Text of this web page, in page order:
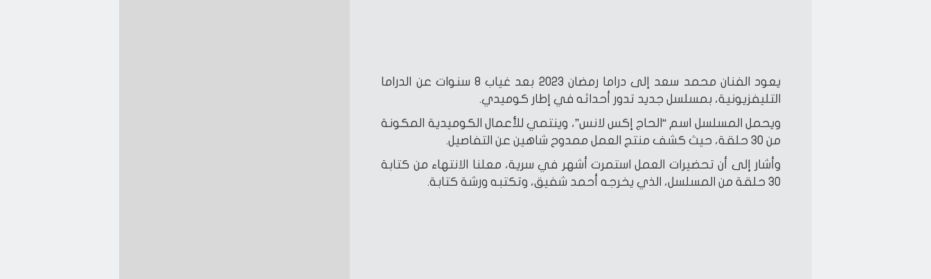
يعود الفنان محمد سعد إلى دراما رمضان 2023 بعد غياب 8 سنوات عن الدراما
التليفزيونية، بمسلسل جديد تدور أحداثه في إطار كوميدي.
ويحمل المسلسل اسم “الحاج إكس لانس”، وينتمي للأعمال الكوميدية المكونة
من 30 حلقة، حيث كشف منتج العمل ممدوح شاهين عن التفاصيل.
وأشار إلى أن تحضيرات العمل استمرت أشهر في سرية، معلنا الانتهاء من كتابة
30 حلقة من المسلسل، الذي يخرجه أحمد شفيق، وتكتبه ورشة كتابة.